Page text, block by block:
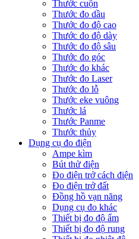
Thước cuộn
Thước đo dầu
Thước đo độ cao
Thước đo độ dày
Thước đo độ sâu
Thước đo góc
Thước đo khác
Thước đo Laser
Thước đo lỗ
Thước eke vuông
Thước lá
Thước Panme
Thước thủy
Dụng cụ đo điện
Ampe kìm
Bút thử điện
Đo điện trở cách điện
Đo điện trở đất
Đồng hồ vạn năng
Dụng cụ đo khác
Thiết bị đo độ ẩm
Thiết bị đo độ rung